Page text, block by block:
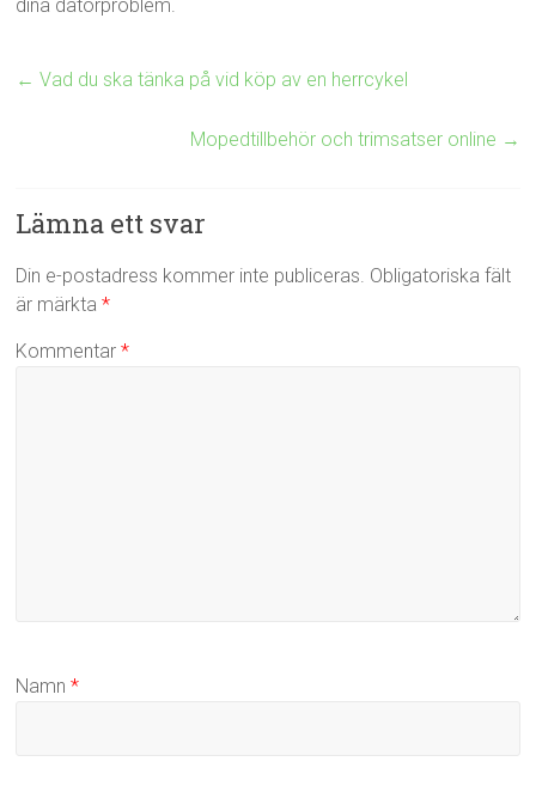
dina datorproblem.
← Vad du ska tänka på vid köp av en herrcykel
Mopedtillbehör och trimsatser online →
Lämna ett svar
Din e-postadress kommer inte publiceras. Obligatoriska fält
är märkta*
Kommentar*
Namn*